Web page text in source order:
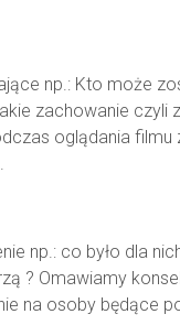
np.: Kto może
zachowanie czyli
oglądania filmu
np.: co było dla
? Omawiamy
na osoby będące